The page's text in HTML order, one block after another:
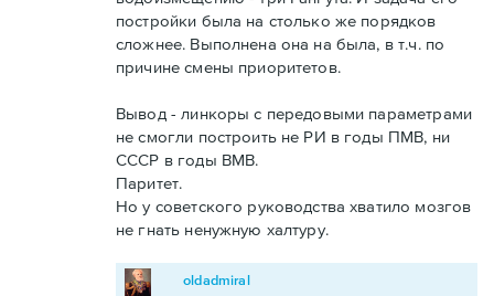
постройки была на столько же порядков
сложнее. Выполнена она на была, в т.ч. по
причине смены приоритетов.
Вывод - линкоры с передовыми параметрами
не смогли построить не РИ в годы ПМВ, ни
СССР в годы ВМВ.
Паритет.
Но у советского руководства хватило мозгов
не гнать ненужную халтуру.
oldadmiral